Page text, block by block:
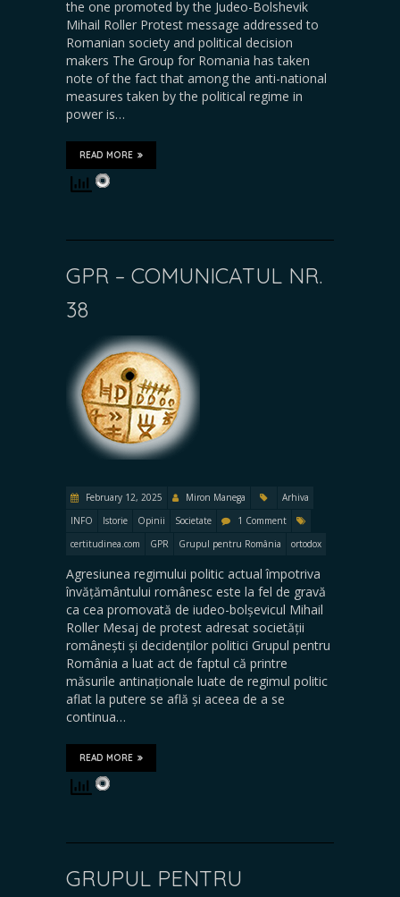
the one promoted by the Judeo-Bolshevik
Mihail Roller Protest message addressed to
Romanian society and political decision
makers The Group for Romania has taken
note of the fact that among the anti-national
measures taken by the political regime in
power is…
READ MORE
GPR – COMUNICATUL NR.
38
February 12, 2025 Miron Manega
Arhiva
INFO
Istorie Opinii Societate
1 Comment
certitudinea.com
GPR Grupul pentru România ortodox
Agresiunea regimului politic actual împotriva
învățământului românesc este la fel de gravă
ca cea promovată de iudeo-bolșevicul Mihail
Roller Mesaj de protest adresat societății
românești și decidenților politici Grupul pentru
România a luat act de faptul că printre
măsurile antinaționale luate de regimul politic
aflat la putere se află și aceea de a se
continua…
READ MORE
GRUPUL PENTRU